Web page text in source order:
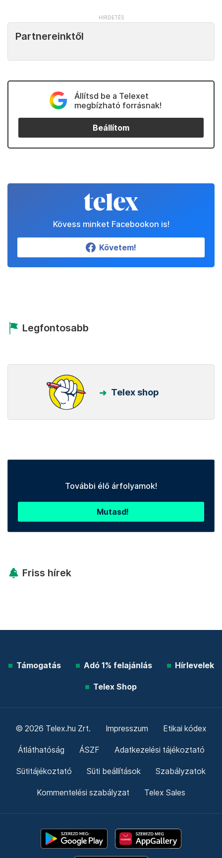
Partnereinktől
Állítsd be a Telexet
megbízható forrásnak!
Beállítom
Kövess minket Facebookon is!
Követem!
Legfontosabb
Telex shop
További élő árfolyamok!
Mutasd!
Friss hírek
Támogatás Adó 1% felajánlás Hírlevelek
Telex Shop
© 2026 Telex.hu Zrt. Impresszum Etikai kódex
Átláthatóság ÁSZF Adatkezelési tájékoztató
Sütitájékoztató Süti beállítások Szabályzatok
Kommentelési szabályzat Telex Sales